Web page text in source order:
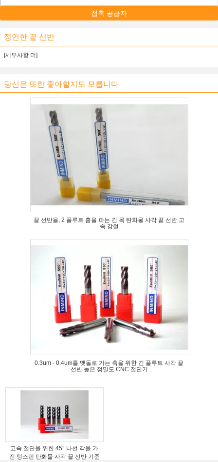
접촉 공급자
정연한 끝 선반
[세부사항 더]
당신은 또한 좋아할지도 모릅니다
끝 선반을, 2 플루트 홈을 파는 긴 목 탄화물 사각 끝 선반 고
속 강철
0.3um - 0.4um를 맷돌로 가는 측을 위한 긴 플루트 사각 끝
선반 높은 정밀도 CNC 절단기
고속 절단을 위한 45° 나선 각을 가
진 텅스텐 탄화물 사각 끝 선반 기준